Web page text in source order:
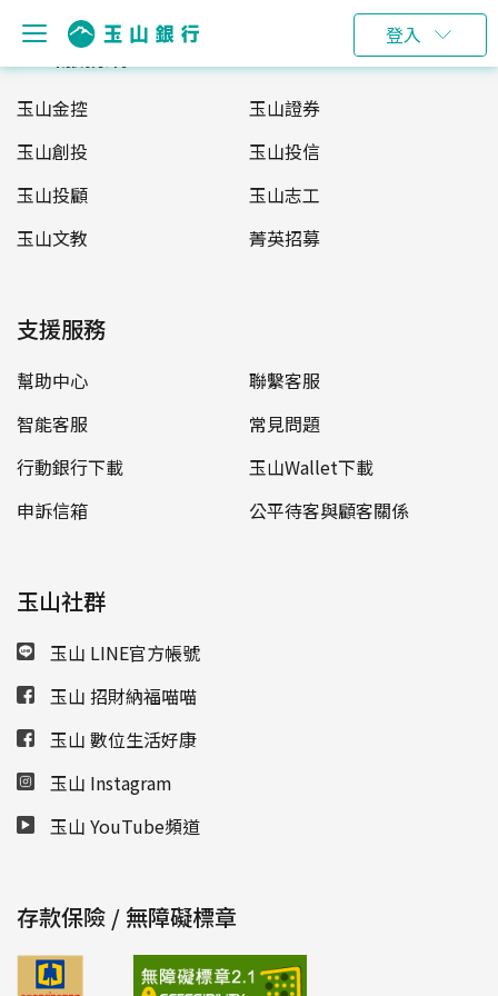
登入
玉山服務網
玉山金控
玉山證券
玉山創投
玉山投信
玉山投顧
玉山志工
玉山文教
菁英招募
支援服務
幫助中心
聯繫客服
智能客服
常見問題
行動銀行下載
玉山Wallet下載
申訴信箱
公平待客與顧客關係
玉山社群
玉山 LINE官方帳號
玉山 招財納福喵喵
玉山 數位生活好康
玉山 Instagram
玉山 YouTube頻道
存款保險 / 無障礙標章